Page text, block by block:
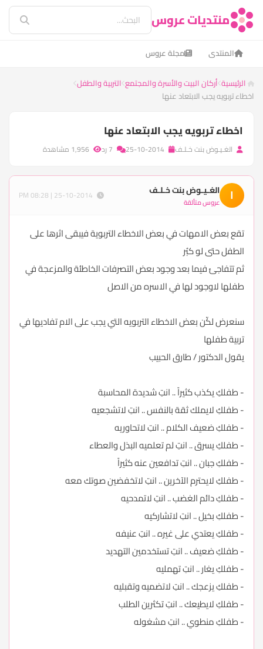
منتديات عروس
المنتدى مجلة عروس
الرئيسية أركان البيت والأسرة والمجتمع التربية والطفل
اخطاء تربويه يجب الابتعاد عنها
اخطاء تربويه يجب الابتعاد عنها
الغـيـوض بنت خـلـف
ا الغـيـوض بنت خـلـف
عروس متألقة
تقع بعض الامهات في بعض الاخطاء التربوية فيبقى اثرها على
الطفل حتى لو كبُر
ثم تتفاجئ فيما بعد وجود بعض التصرفات الخاطئة والمزعجة في
طفلها لاوجود لها في الاسره من الاصل
سنعرض لكّن بعض الاخطاء التربويه التي يجب على الام تفاديها في
تربية طفلها
يقول الدكتور / طارق الحبيب
- طفلكِ يكذب كثيراً .. انتِ شديدة المحاسبة
- طفلكِ لايملك ثقة بالنفس .. انتِ لاتشجعيه
- طفلكِ ضعيف الكلام .. انتِ لاتحاوريه
- طفلكِ يسرق .. انتِ لم تعلميه البذل والعطاء
- طفلكِ جبان .. انتِ تدافعين عنه كثيراً
- طفلكِ لايحترم الآخرين .. انتِ لاتخفضين صوتك معه
- طفلكِ دائم الغضب .. انتِ لاتمدحيه
- طفلكِ بخيل .. انتِ لاتشاركيه
- طفلكِ يعتدي على غيره .. انتِ عنيفه
- طفلكِ ضعيف .. انتِ تستخدمين التهديد
- طفلكِ يغار .. انتِ تهمليه
- طفلكِ يزعجك .. انتِ لاتضميه وتقبليه
- طفلكِ لايطيعك .. انتِ تكثرين الطلب
- طفلكِ منطوي .. انتِ مشغوله